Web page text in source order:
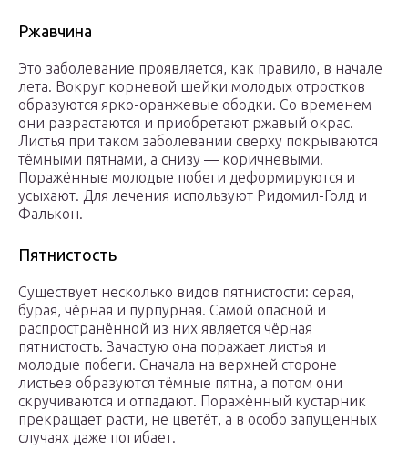
Ржавчина
Это заболевание проявляется, как правило, в начале
лета. Вокруг корневой шейки молодых отростков
образуются ярко-оранжевые ободки. Со временем
они разрастаются и приобретают ржавый окрас.
Листья при таком заболевании сверху покрываются
тёмными пятнами, а снизу — коричневыми.
Поражённые молодые побеги деформируются и
усыхают. Для лечения используют Ридомил-Голд и
Фалькон.
Пятнистость
Существует несколько видов пятнистости: серая,
бурая, чёрная и пурпурная. Самой опасной и
распространённой из них является чёрная
пятнистость. Зачастую она поражает листья и
молодые побеги. Сначала на верхней стороне
листьев образуются тёмные пятна, а потом они
скручиваются и отпадают. Поражённый кустарник
прекращает расти, не цветёт, а в особо запущенных
случаях даже погибает.